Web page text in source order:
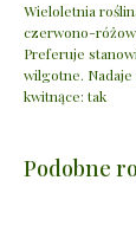
Wieloletnia
czerwono-
Preferuje
wilgotne. Nadaje
kwitnące: tak
Podobne